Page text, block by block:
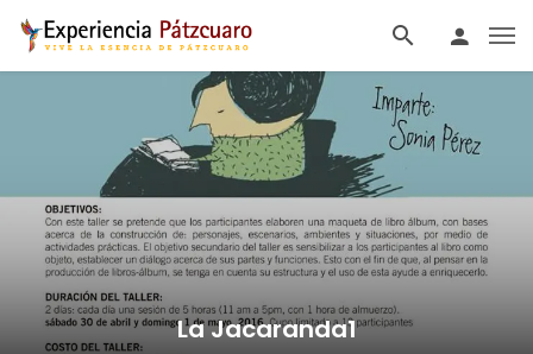
La Jacaranda1